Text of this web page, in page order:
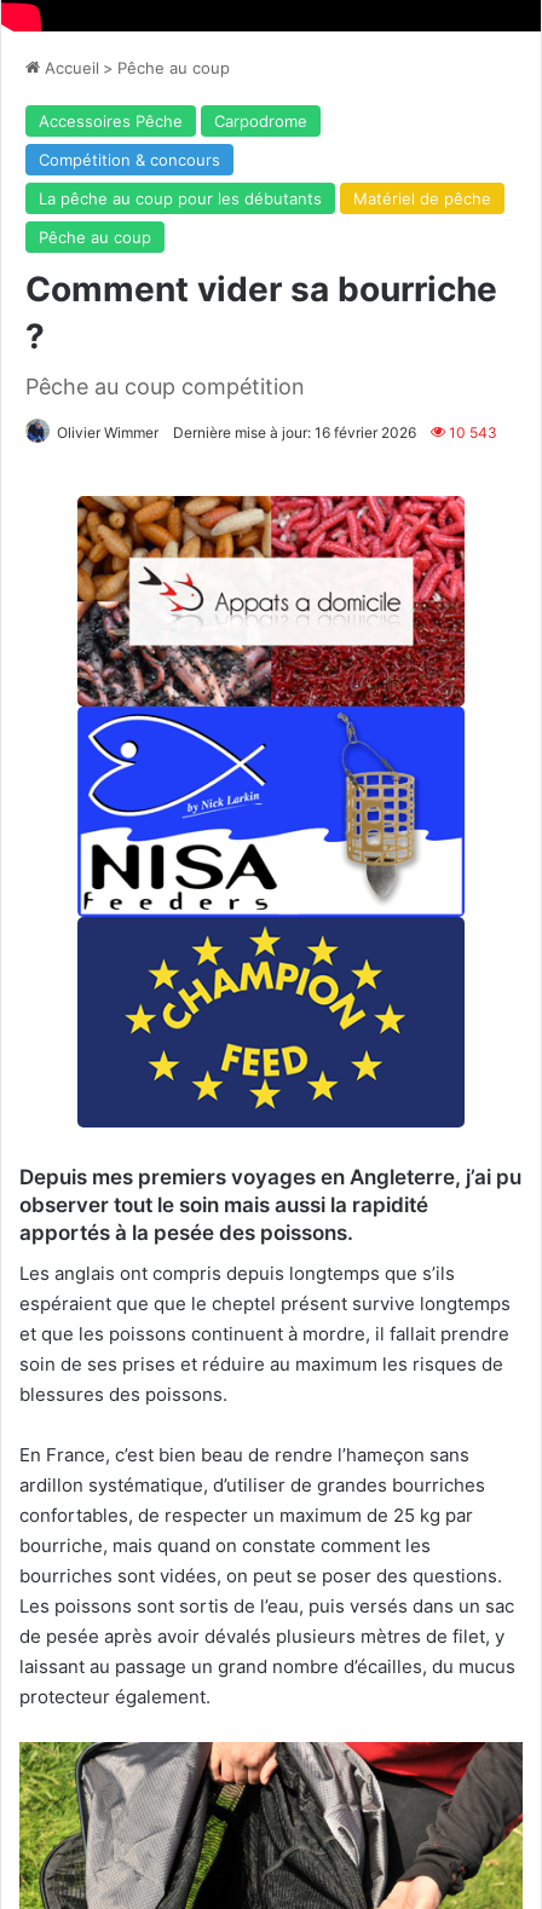
Accueil > Pêche au coup
Accessoires Pêche
Carpodrome
Compétition & concours
La pêche au coup pour les débutants
Matériel de pêche
Pêche au coup
Comment vider sa bourriche
?
Pêche au coup compétition
Olivier Wimmer Dernière mise à jour: 16 février 2026 10 543
Depuis mes premiers voyages en Angleterre, j’ai pu
observer tout le soin mais aussi la rapidité
apportés à la pesée des poissons.
Les anglais ont compris depuis longtemps que s’ils
espéraient que que le cheptel présent survive longtemps
et que les poissons continuent à mordre, il fallait prendre
soin de ses prises et réduire au maximum les risques de
blessures des poissons.
En France, c’est bien beau de rendre l’hameçon sans
ardillon systématique, d’utiliser de grandes bourriches
confortables, de respecter un maximum de 25 kg par
bourriche, mais quand on constate comment les
bourriches sont vidées, on peut se poser des questions.
Les poissons sont sortis de l’eau, puis versés dans un sac
de pesée après avoir dévalés plusieurs mètres de filet, y
laissant au passage un grand nombre d’écailles, du mucus
protecteur également.